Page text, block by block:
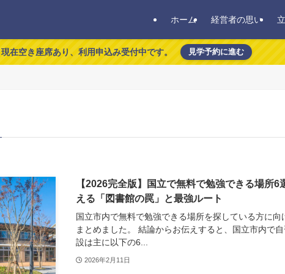
ホーム 経営者の思い
現在空き座席あり、利用申込み受付中です。 見学予約に進む
【2026完全版】国立で無料で勉強できる場所6
える「図書館の罠」と最強ルート
国立市内で無料で勉強できる場所を探している方に向
まとめました。 結論からお伝えすると、国立市内で
設は主に以下の6...
2026年2月11日